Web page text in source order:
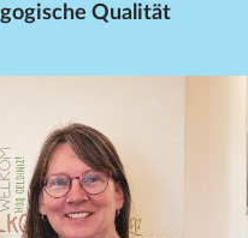
Qualität